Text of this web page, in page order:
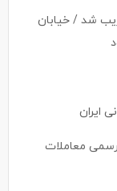
شد / خیابان
ایران
رسمی معاملات